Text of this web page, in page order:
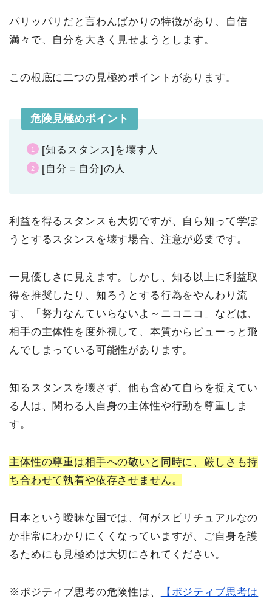
パリッパリだと言わんばかりの特徴があり、
自信
満々で、自分を大きく見せようとします。
この根底に二つの見極めポイントがあります。
危険見極めポイント
[知るスタンス]を壊す人
[自分＝自分]の人
利益を得るスタンスも大切ですが、自ら知って学ぼ
うとするスタンスを壊す場合、注意が必要です。
一見優しさに見えます。しかし、知る以上に利益取
得を推奨したり、知ろうとする行為をやんわり流
す、「努力なんていらないよ～ニコニコ」などは、
相手の主体性を度外視して、本質からピューっと飛
んでしまっている可能性があります。
知るスタンスを壊さず、他も含めて自らを捉えてい
る人は、関わる人自身の主体性や行動を尊重しま
す。
主体性の尊重は相手への敬いと同時に、厳しさも持
ち合わせて執着や依存させません。
日本という曖昧な国では、何がスピリチュアルなの
か非常にわかりにくくなっていますが、ご自身を護
るためにも見極めは大切にされてください。
※ポジティブ思考の危険性は、
【ポジティブ思考は